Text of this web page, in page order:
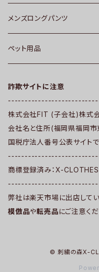
メンズロングパンツ
ペット用品
詐欺サイトに注意
株式会社FIT (子会社)株式
会社名と住所(福岡県福岡
国税庁法人番号公表サイト
商標登録済み：X-CLOTHES
弊社は楽天市場に出店してい
模倣品や転売品にご注意くだ
© 刺繍の森X-